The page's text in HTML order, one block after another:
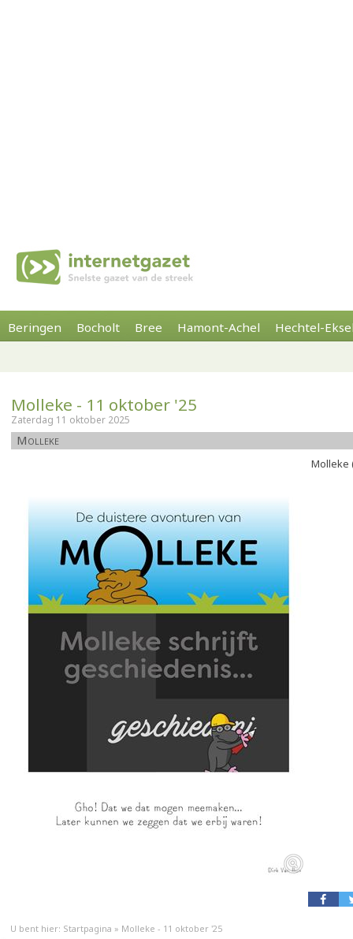
Beringen Bocholt Bree Hamont-Achel Hechtel-
Molleke - 11 oktober '25
Zaterdag 11 oktober 2025
Molleke
Molleke
U bent hier: Startpagina » Molleke - 11 oktober '25